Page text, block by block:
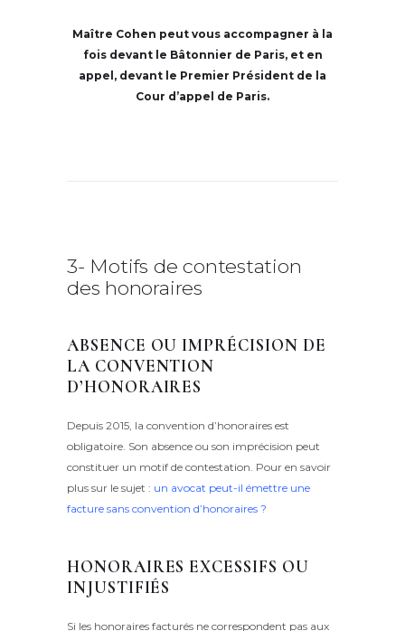
Maître Cohen peut vous accompagner à la
fois devant le Bâtonnier de Paris, et en
appel, devant le Premier Président de la
Cour d’appel de Paris.
3- Motifs de contestation
des honoraires
ABSENCE OU IMPRÉCISION DE
LA CONVENTION
D’HONORAIRES
Depuis 2015, la convention d’honoraires est
obligatoire. Son absence ou son imprécision peut
constituer un motif de contestation. Pour en savoir
plus sur le sujet : un avocat peut-il émettre une
facture sans convention d’honoraires ?
HONORAIRES EXCESSIFS OU
INJUSTIFIÉS
Si les honoraires facturés ne correspondent pas aux